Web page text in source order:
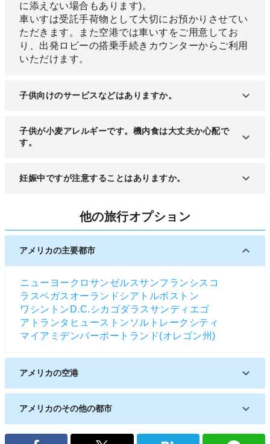
に添えない場合もあります)。
車いすは受託手荷物として大切にお預かりさせてい
ただきます。また空港では車いすをご用意してお
り、出発ロビーの搭乗手続きカウンターからご利用
いただけます。
子供向けのサービスなどはありますか。
空港にてベビーカーの貸し出しをしており、ご搭乗
口までご利用が可能です。また、搭乗の際は優先搭
可能です。
子供が小麦アレルギーです。機内食は大丈夫か心配で
す。
特別機内食をご用意しています。小麦やその他アレ
妊娠中ですが注意することはありますか。
機内持ち込み手荷物を収納する際は、乗務員がお手
伝いしますのでお声掛けください。マタニティータ
グも配布していますので、必要な際はカウンターに
お越しください。
他の旅行オプション
アメリカの主要都市
ニューヨーク ロサンゼルスサンフランシスコ
ラスベガス オーランド シアトルボストン
ワシントンD.C. シカゴダラスサンディエゴ
アトランタ ヒューストン ソルトレークシティ
マイアミ デンバーポートランド(オレゴン州)
アメリカの空港
アレクサンドリア国際空港
アメリカのその他の都市
アレンタウン アビリーン アバディーン(アメリカ)